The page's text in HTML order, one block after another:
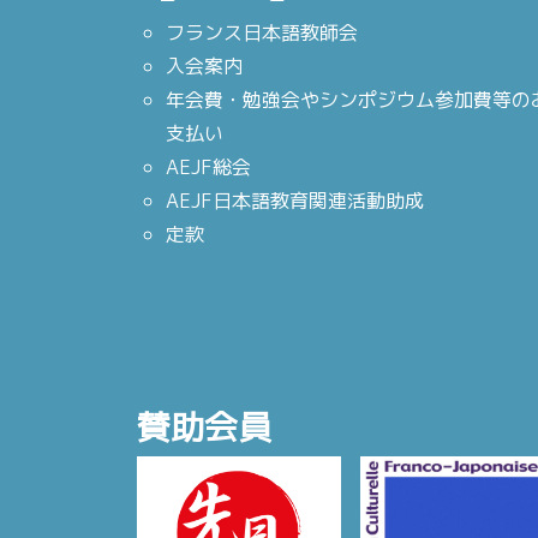
フランス日本語教師会
入会案内
年会費・勉強会やシンポジウム参加費等の
支払い
AEJF総会
AEJF日本語教育関連活動助成
定款
賛助会員